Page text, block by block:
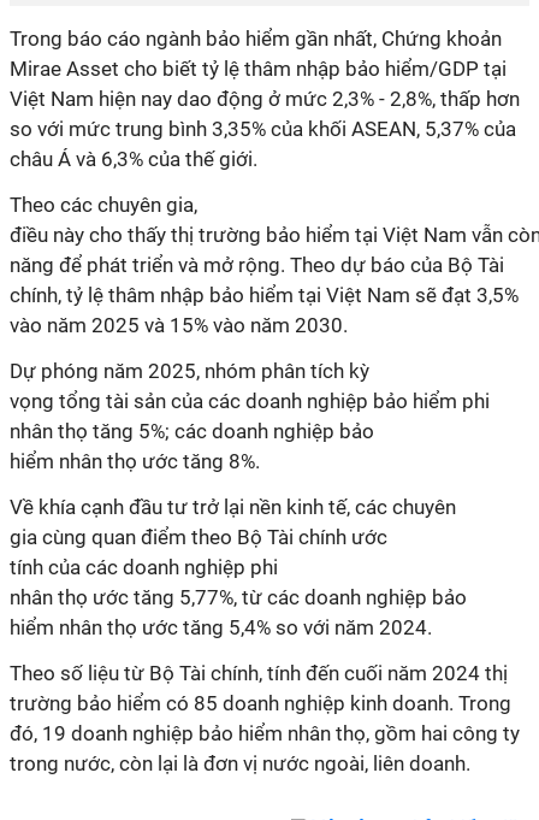
Trong báo cáo ngành bảo hiểm gần nhất, Chứng khoản
Mirae Asset cho biết tỷ lệ thâm nhập bảo hiểm/GDP tại
Việt Nam hiện nay dao động ở mức 2,3% - 2,8%, thấp hơn
so với mức trung bình 3,35% của khối ASEAN, 5,37% của
châu Á và 6,3% của thế giới.
Theo các chuyên gia,
điều này cho thấy thị trường bảo hiểm tại Việt Nam vẫn
năng để phát triển và mở rộng. Theo dự báo của Bộ Tài
chính, tỷ lệ thâm nhập bảo hiểm tại Việt Nam sẽ đạt 3,5%
vào năm 2025 và 15% vào năm 2030.
Dự phóng năm 2025, nhóm phân tích kỳ
vọng tổng tài sản của các doanh nghiệp bảo hiểm phi
nhân thọ tăng 5%; các doanh nghiệp bảo
hiểm nhân thọ ước tăng 8%.
Về khía cạnh đầu tư trở lại nền kinh tế, các chuyên
gia cùng quan điểm theo Bộ Tài chính ước
tính của các doanh nghiệp phi
nhân thọ ước tăng 5,77%, từ các doanh nghiệp bảo
hiểm nhân thọ ước tăng 5,4% so với năm 2024.
Theo số liệu từ Bộ Tài chính, tính đến cuối năm 2024 thị
trường bảo hiểm có 85 doanh nghiệp kinh doanh. Trong
đó, 19 doanh nghiệp bảo hiểm nhân thọ, gồm hai công ty
trong nước, còn lại là đơn vị nước ngoài, liên doanh.